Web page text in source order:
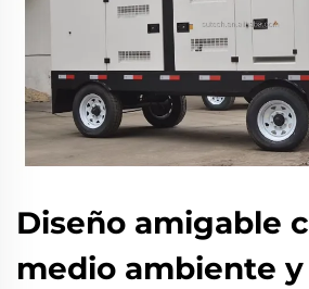
Diseño amigable
medio ambiente